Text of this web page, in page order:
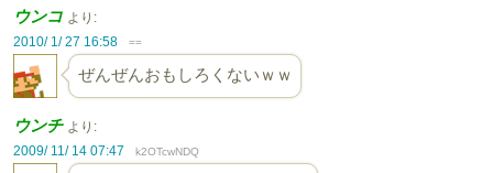
ウンコ より:
2010/ 1/ 27 16:58
==
ぜんぜんおもしろくないｗｗ
ウンチ より:
2009/ 11/ 14 07:47
k2OTcwNDQ